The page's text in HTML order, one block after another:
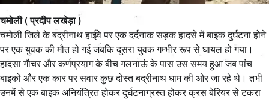
चमोली ( प्रदीप लखेड़ा )
चमोली जिले के बद्रीनाथ हाईवे पर एक दर्दनाक सड़क हादसे में बाइक दुर्घटना होने
पर एक युवक की मौत हो गई जबकि दूसरा युवक गम्भीर रूप से घायल हो गया।
हादसा गौचर और कर्णप्रयाग के बीच गलनाऊं के पास उस समय हुआ जब पांच
बाइकों और एक कार पर सवार कुछ दोस्त बद्रीनाथ धाम की ओर जा रहे थे। तभी
उनमें से एक बाइक अनियंत्रित होकर दुर्घटनाग्रस्त होकर क्रस बेरियर से टकरा